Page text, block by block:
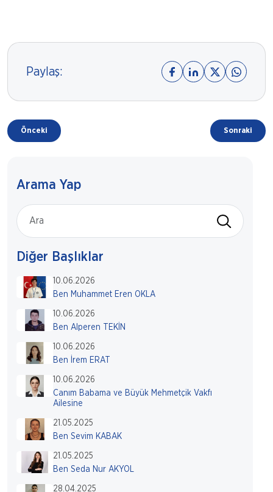
Paylaş:
Önceki Sonraki
Arama Yap
Diğer Başlıklar
10.06.2026
Ben Muhammet Eren OKLA
10.06.2026
Ben Alperen TEKİN
10.06.2026
Ben İrem ERAT
10.06.2026
Canım Babama ve Büyük Mehmetçik Vakfı
Ailesine
21.05.2025
Ben Sevim KABAK
21.05.2025
Ben Seda Nur AKYOL
28.04.2025